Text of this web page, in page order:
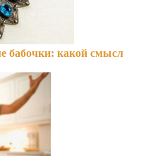
бабочки: какой смысл